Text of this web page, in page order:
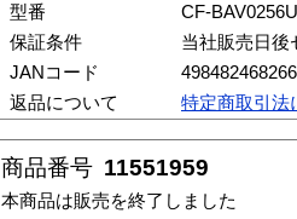
型番
CF-BAV0256U
保証条件
当社販売日後
JANコード
返品について
特定商取引法
商品番号 11551959
本商品は販売を終了しました